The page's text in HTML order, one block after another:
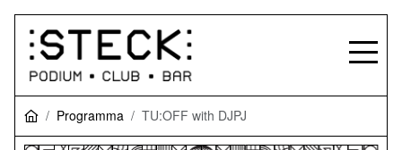
Programma TU:OFF with DJPJ